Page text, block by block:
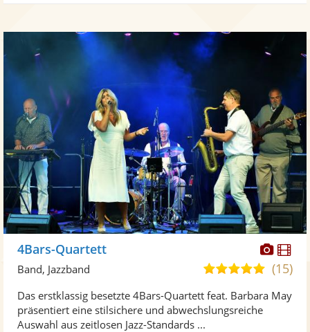
Fotos
4Bars-Quartett
4,8
5
(15)
Band, Jazzband
Das erstklassig besetzte 4Bars-Quartett feat. Barbara May
präsentiert eine stilsichere und abwechslungsreiche
Auswahl aus zeitlosen Jazz-Standards ...